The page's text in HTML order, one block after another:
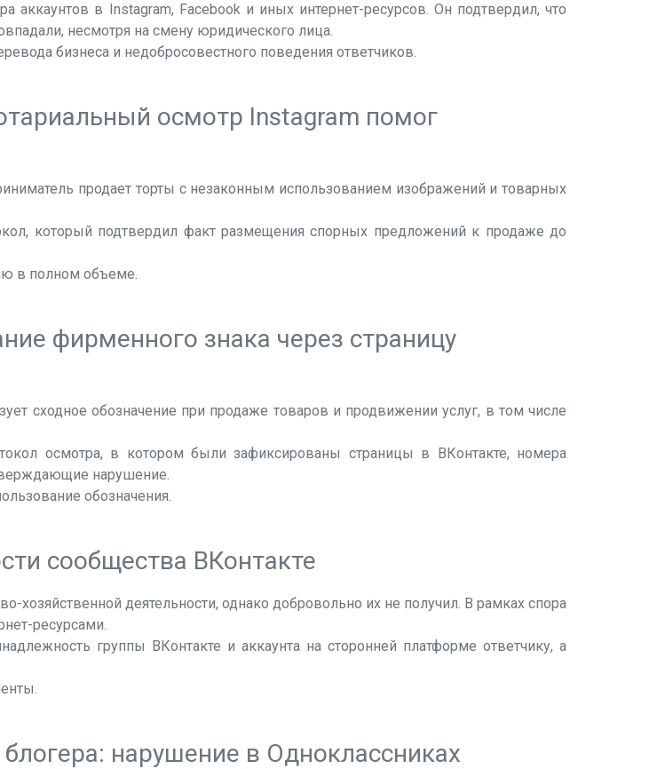
аккаунтов в Instagram, Facebook и иных интернет-ресурсов. Он подтвердил, что
несмотря на смену юридического лица.
бизнеса и недобросовестного поведения ответчиков.
осмотр Instagram помог
продает торты с незаконным использованием изображений и товарных
который подтвердил факт размещения спорных предложений к продаже до
в полном объеме.
фирменного знака через страницу
сходное обозначение при продаже товаров и продвижении услуг, в том числе
осмотра, в котором были зафиксированы страницы в ВКонтакте, номера
нарушение.
обозначения.
сообщества ВКонтакте
деятельности, однако добровольно их не получил. В рамках спора
ресурсами.
группы ВКонтакте и аккаунта на сторонней платформе ответчику, а
нарушение в Одноклассниках